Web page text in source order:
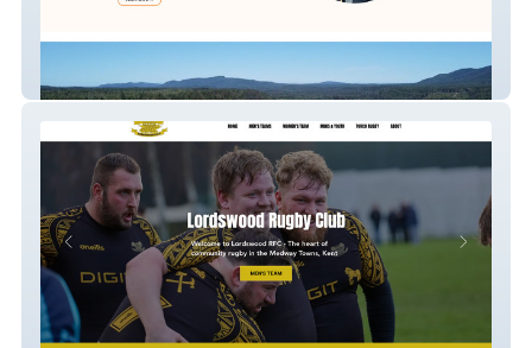
Nw Fishin